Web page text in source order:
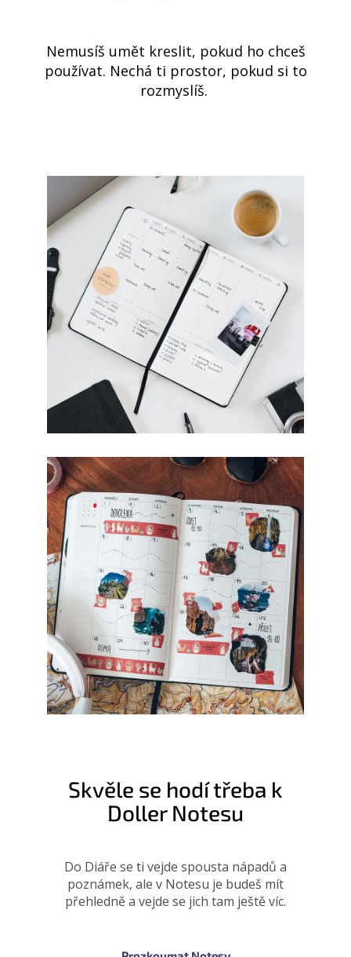
Nemusíš umět kreslit, pokud ho chceš
používat. Nechá ti prostor, pokud si to
rozmyslíš.
Skvěle se hodí třeba k
Doller Notesu
Do Diáře se ti vejde spousta nápadů a
poznámek, ale v Notesu je budeš mít
přehledně a vejde se jich tam ještě víc.